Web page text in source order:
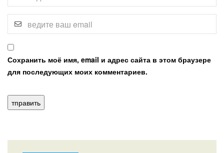
Сохранить моё имя, email и адрес сайта в этом браузере
для последующих моих комментариев.